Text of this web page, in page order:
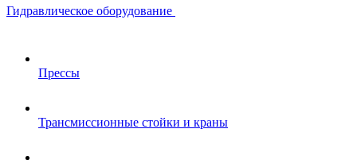
Гидравлическое оборудование
Прессы
Трансмиссионные стойки и краны